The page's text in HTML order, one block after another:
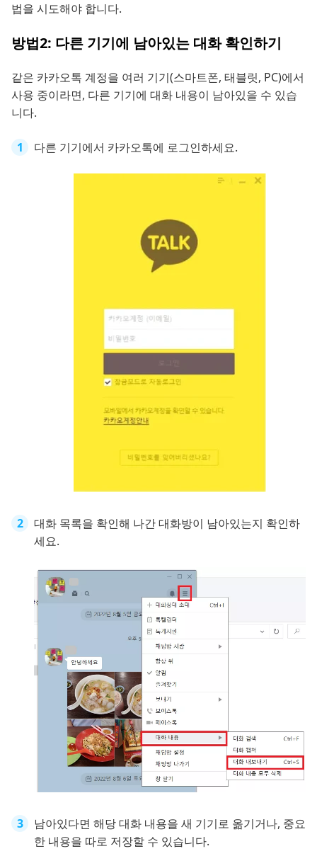
법을 시도해야 합니다.
방법2: 다른 기기에 남아있는 대화 확인하기
같은 카카오톡 계정을 여러 기기(스마트폰, 태블릿, PC)에서
사용 중이라면, 다른 기기에 대화 내용이 남아있을 수 있습
니다.
다른 기기에서 카카오톡에 로그인하세요.
대화 목록을 확인해 나간 대화방이 남아있는지 확인하
세요.
남아있다면 해당 대화 내용을 새 기기로 옮기거나, 중요
한 내용을 따로 저장할 수 있습니다.